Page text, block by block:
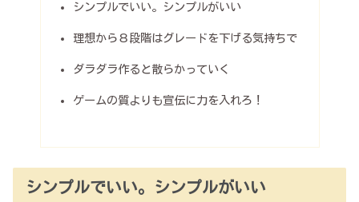
シンプルでいい。シンプルがいい
理想から８段階はグレードを下げる気持ちで
ダラダラ作ると散らかっていく
ゲームの質よりも宣伝に力を入れろ！
シンプルでいい。シンプルがいい